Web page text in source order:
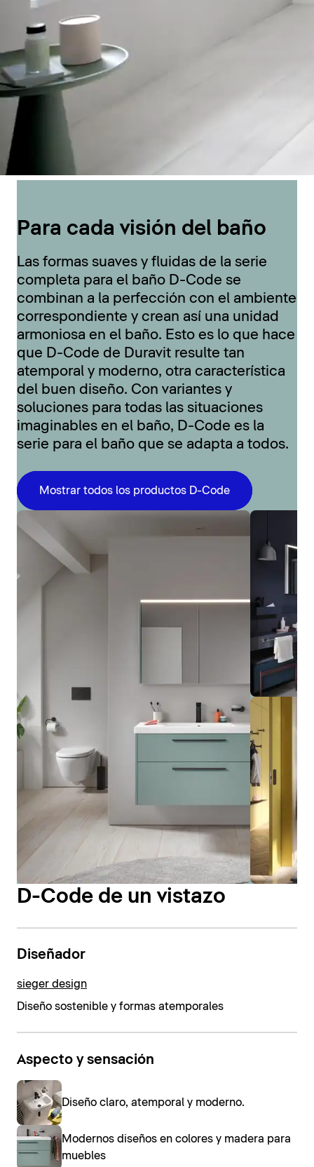
Para cada visión del baño
Las formas suaves y fluidas de la serie
completa para el baño D-Code se
combinan a la perfección con el ambiente
correspondiente y crean así una unidad
armoniosa en el baño. Esto es lo que hace
que D-Code de Duravit resulte tan
atemporal y moderno, otra característica
del buen diseño. Con variantes y
soluciones para todas las situaciones
imaginables en el baño, D-Code es la
serie para el baño que se adapta a todos.
Mostrar todos los productos D-Code
D-Code de un vistazo
Diseñador
sieger design
Diseño sostenible y formas atemporales
Aspecto y sensación
Diseño claro, atemporal y moderno.
Modernos diseños en colores y madera para
muebles